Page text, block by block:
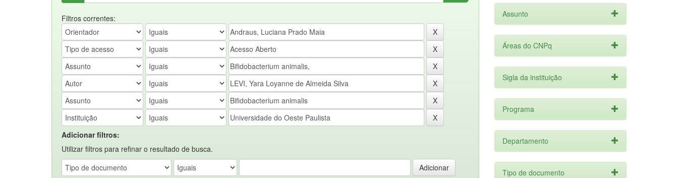
Filtros correntes:
Adicionar filtros:
Utilizar filtros para refinar o resultado de busca.
Assunto
Áreas do CNPq
Sigla da instituição
Programa
Departamento
Tipo de documento